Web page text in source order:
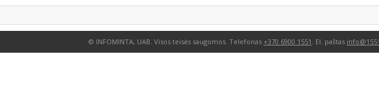
© INFOMINTA, UAB. Visos teisės saugomos. Telefonas +370 6900 1551 . El. paštas